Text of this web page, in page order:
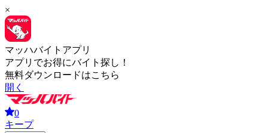
×
マッハバイトアプリ
アプリでお得にバイト探し！
無料ダウンロードはこちら
開く
0
キープ